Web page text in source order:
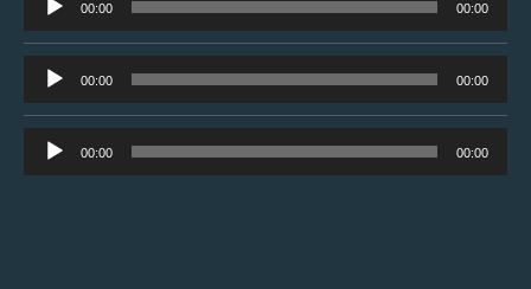
de
áudio
00:00 00:00
Tocador
de
áudio
00:00 00:00
Tocador
de
00:00 00:00